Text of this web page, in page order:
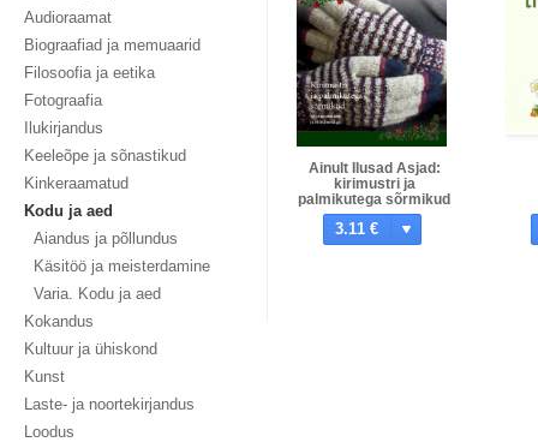
Audioraamat
Biograafiad ja memuaarid
Filosoofia ja eetika
Fotograafia
Ilukirjandus
Keeleõpe ja sõnastikud
Kinkeraamatud
Kodu ja aed
Aiandus ja põllundus
Käsitöö ja meisterdamine
Varia. Kodu ja aed
Kokandus
Kultuur ja ühiskond
Kunst
Laste- ja noortekirjandus
Loodus
Ainult Ilusad Asjad:
kirimustri ja
palmikutega sõrmikud
koos mustrilehe ja
tööjuhendiga
3.11 €